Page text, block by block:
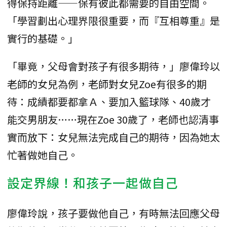
「學習劃出心理界限很重要，而『互相尊重』是
實行的基礎。」
「畢竟，父母會對孩子有很多期待，」廖偉玲以
老師的女兒為例，老師對女兒Zoe有很多的期
待：成績都要都拿Ａ、要加入籃球隊、40歲才
能交男朋友……現在Zoe 30歲了，老師也認清事
實而放下：女兒無法完成自己的期待，因為她太
忙著做她自己。
設定界線！和孩子一起做自己
廖偉玲說，孩子要做他自己，有時無法回應父母